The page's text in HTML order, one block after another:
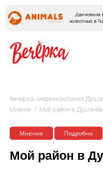
Вечёрка: медиакомпания
Мнение / Мой район в Душанбе
Мнение Подробно
Мой район в